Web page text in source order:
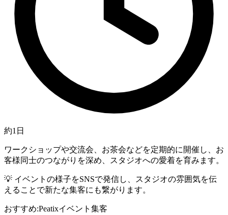
約1日
ワークショップや交流会、お茶会などを定期的に開催し、お
客様同士のつながりを深め、スタジオへの愛着を育みます。
💡 イベントの様子をSNSで発信し、スタジオの雰囲気を伝
えることで新たな集客にも繋がります。
おすすめ:Peatixイベント集客